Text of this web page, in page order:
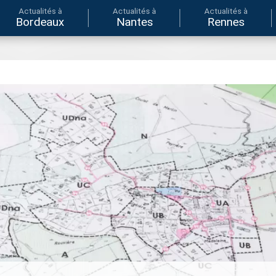
Actualités à
Bordeaux
Actualités à
Nantes
Actualités à
Rennes